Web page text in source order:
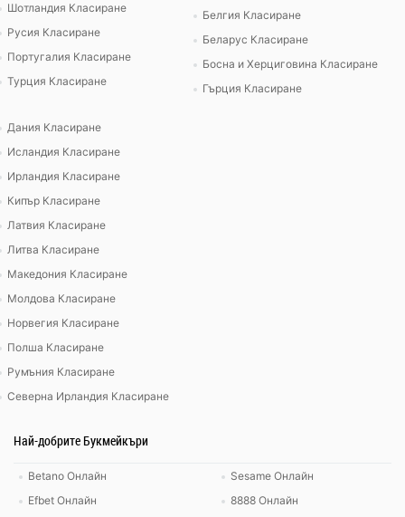
Шотландия Класиране
Русия Класиране
Португалия Класиране
Турция Класиране
Белгия Класиране
Беларус Класиране
Босна и Херциговина Класиране
Гърция Класиране
Дания Класиране
Исландия Класиране
Ирландия Класиране
Кипър Класиране
Латвия Класиране
Литва Класиране
Македония Класиране
Молдова Класиране
Норвегия Класиране
Полша Класиране
Румъния Класиране
Северна Ирландия Класиране
Най-добрите Букмейкъри
Betano Онлайн
Efbet Онлайн
Sesame Онлайн
8888 Онлайн